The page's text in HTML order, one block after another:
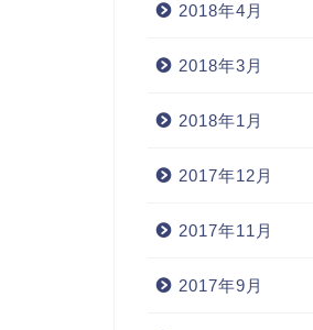
2018年4月
2018年3月
2018年1月
2017年12月
2017年11月
2017年9月